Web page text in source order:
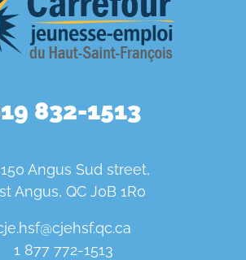
832-1513
Angus Sud street,
Angus, QC J0B 1R0
1 877 772-1513